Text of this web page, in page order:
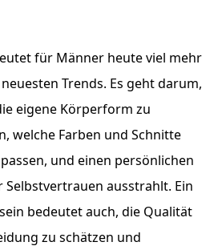
für Männer heute viel mehr
Trends. Es geht darum,
eigene Körperform zu
welche Farben und Schnitte
und einen persönlichen
Selbstvertrauen ausstrahlt. Ein
bedeutet auch, die Qualität
zu schätzen und